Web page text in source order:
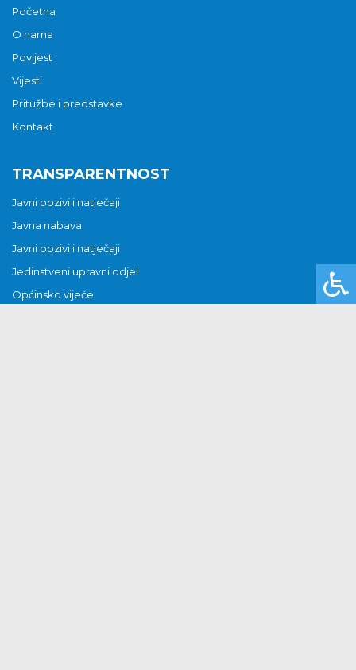
Početna
O nama
Povijest
Vijesti
Pritužbe i predstavke
Kontakt
TRANSPARENTNOST
Javni pozivi i natječaji
Javna nabava
Javni pozivi i natječaji
Jedinstveni upravni odjel
Općinsko vijeće